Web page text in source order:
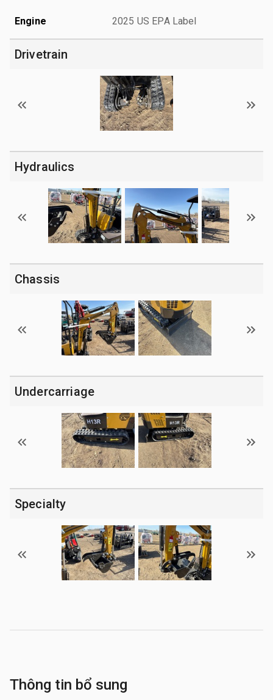
Engine 2025 US EPA Label
Drivetrain
Hydraulics
Chassis
Undercarriage
Specialty
Thông tin bổ sung